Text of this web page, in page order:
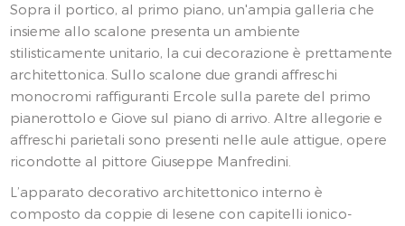
Sopra il portico, al primo piano, un'ampia galleria che
insieme allo scalone presenta un ambiente
stilisticamente unitario, la cui decorazione è prettamente
architettonica. Sullo scalone due grandi affreschi
monocromi raffiguranti Ercole sulla parete del primo
pianerottolo e Giove sul piano di arrivo. Altre allegorie e
affreschi parietali sono presenti nelle aule attigue, opere
ricondotte al pittore Giuseppe Manfredini.
L’apparato decorativo architettonico interno è
composto da coppie di lesene con capitelli ionico-